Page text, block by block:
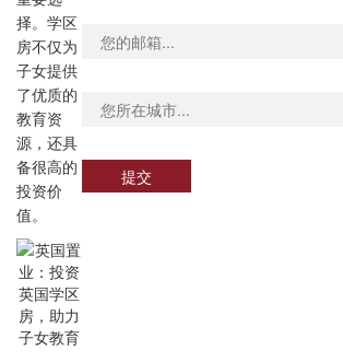
择。学区
房不仅为
子女提供
了优质的
教育资
源，还具
备很高的
投资价
值。
提交